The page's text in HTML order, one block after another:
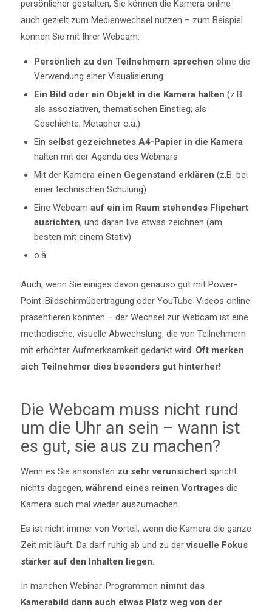
persönlicher gestalten, Sie können die Kamera online
auch gezielt zum Medienwechsel nutzen – zum Beispiel
können Sie mit Ihrer Webcam:
Persönlich zu den Teilnehmern sprechen ohne die
Verwendung einer Visualisierung
Ein Bild oder ein Objekt in die Kamera halten (z.B.
als assoziativen, thematischen Einstieg; als
Geschichte; Metapher o.ä.)
Ein selbst gezeichnetes A4-Papier in die Kamera
halten mit der Agenda des Webinars
Mit der Kamera einen Gegenstand erklären (z.B. bei
einer technischen Schulung)
Eine Webcam auf ein im Raum stehendes Flipchart
ausrichten, und daran live etwas zeichnen (am
besten mit einem Stativ)
o.ä.
Auch, wenn Sie einiges davon genauso gut mit Power-
Point-Bildschirmübertragung oder YouTube-Videos online
präsentieren könnten – der Wechsel zur Webcam ist eine
methodische, visuelle Abwechslung, die von Teilnehmern
mit erhöhter Aufmerksamkeit gedankt wird. Oft merken
sich Teilnehmer dies besonders gut hinterher!
Die Webcam muss nicht rund
um die Uhr an sein – wann ist
es gut, sie aus zu machen?
Wenn es Sie ansonsten zu sehr verunsichertspricht
nichts dagegen,während eines reinen Vortragesdie
Kamera auch mal wieder auszumachen.
Es ist nicht immer von Vorteil, wenn die Kamera die ganze
Zeit mit läuft. Da darf ruhig ab und zu dervisuelle Fokus
stärker auf den Inhalten liegen.
In manchen Webinar-Programmen nimmt das
Kamerabild dann auch etwas Platz weg von der